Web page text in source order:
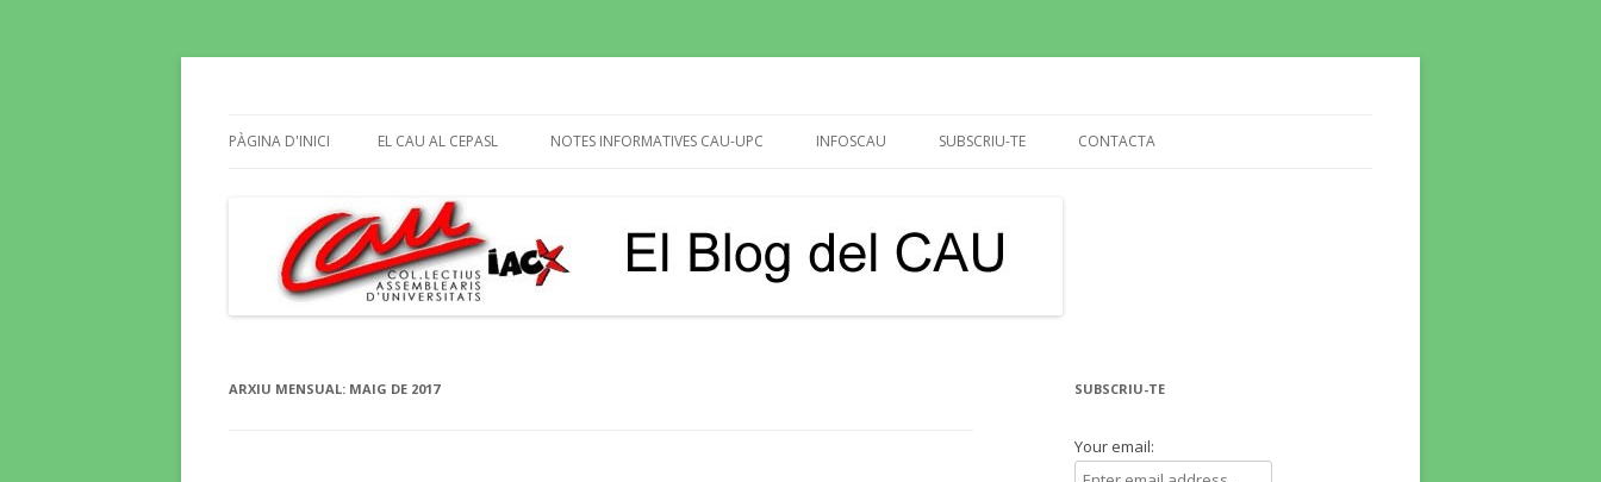
PÀGINA D'INICI EL CAU AL CEPASL NOTES INFORMATIVES CAU-UPC
UTG’S
BIBLIOTEQUES
INFOSCAU
INFOCAU 10 NOVEMB.2015
SUBSCRIU-TE CONTACTA
ARXIU MENSUAL: MAIG DE 2017 SUBSCRIU-TE
Your email: